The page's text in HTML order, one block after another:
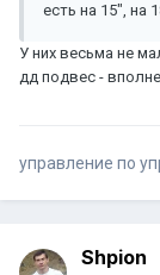
есть на 15", на
У них весьма не
дд подвес -
управление по
Shpion